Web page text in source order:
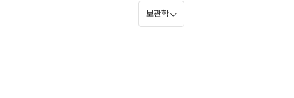
보관함